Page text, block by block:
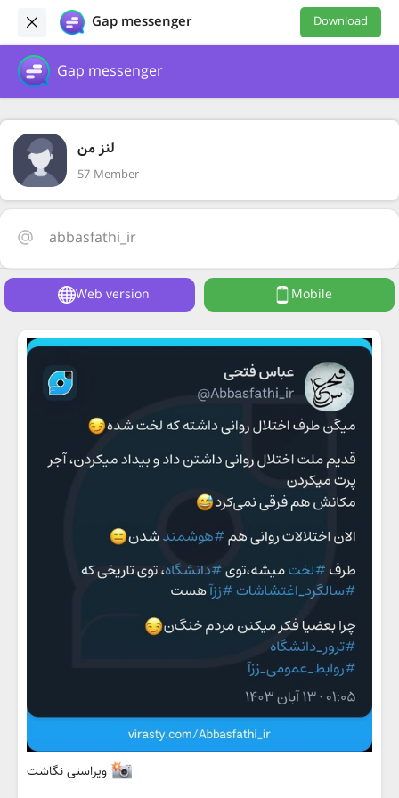
Gap messenger Download
Gap messenger
لنز من
57 Member
abbasfathi_ir
Web version Mobile
ویراستی نگاشت